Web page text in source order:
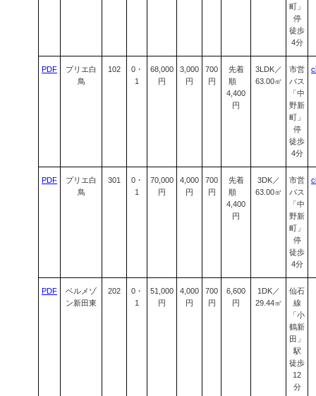
町」
停
徒歩
4分
PDF
プリエ白
鳥
102
0・
1
68,000
円
3,000
円
700
円
先着
順
4,400
円
3LDK／
63.00㎡
市営
バス
「中
野新
町」
停
徒歩
4分
PDF
プリエ白
鳥
301
0・
1
70,000
円
4,000
円
700
円
先着
順
4,400
円
3DK／
63.00㎡
市営
バス
「中
野新
町」
停
徒歩
4分
PDF
ベルメゾ
ン新田東
202
0・
1
51,000
円
4,000
円
700
円
6,600
円
1DK／
29.44㎡
仙石
線
「小
鶴新
田」
駅
徒歩
12
分